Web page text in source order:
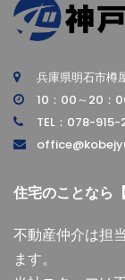
兵庫県明石市樽
10：00～20：
TEL：078-
住宅のことなら
不動産仲介は担
ます。